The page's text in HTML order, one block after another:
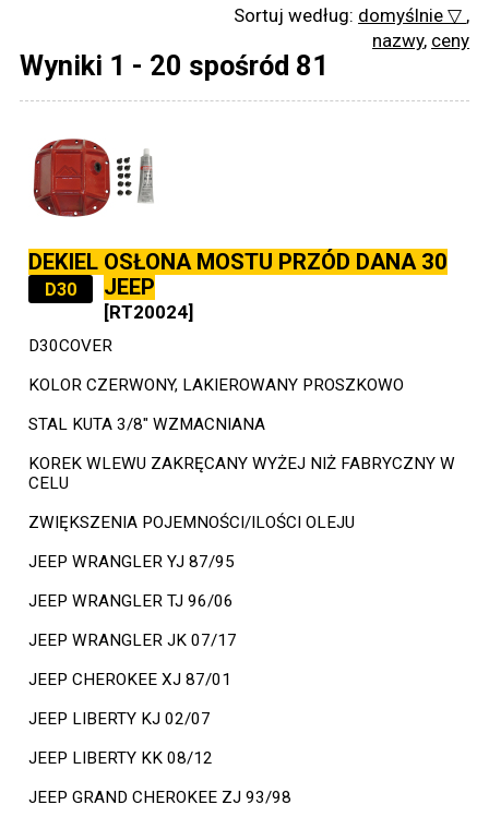
Sortuj według: domyślnie ▽ ,
nazwy, ceny
Wyniki 1 - 20 spośród 81
DEKIEL OSŁONA MOSTU PRZÓD DANA 30
JEEP
D30
[RT20024]
D30COVER
KOLOR CZERWONY, LAKIEROWANY PROSZKOWO
STAL KUTA 3/8" WZMACNIANA
KOREK WLEWU ZAKRĘCANY WYŻEJ NIŻ FABRYCZNY W
CELU
ZWIĘKSZENIA POJEMNOŚCI/ILOŚCI OLEJU
JEEP WRANGLER YJ 87/95
JEEP WRANGLER TJ 96/06
JEEP WRANGLER JK 07/17
JEEP CHEROKEE XJ 87/01
JEEP LIBERTY KJ 02/07
JEEP LIBERTY KK 08/12
JEEP GRAND CHEROKEE ZJ 93/98